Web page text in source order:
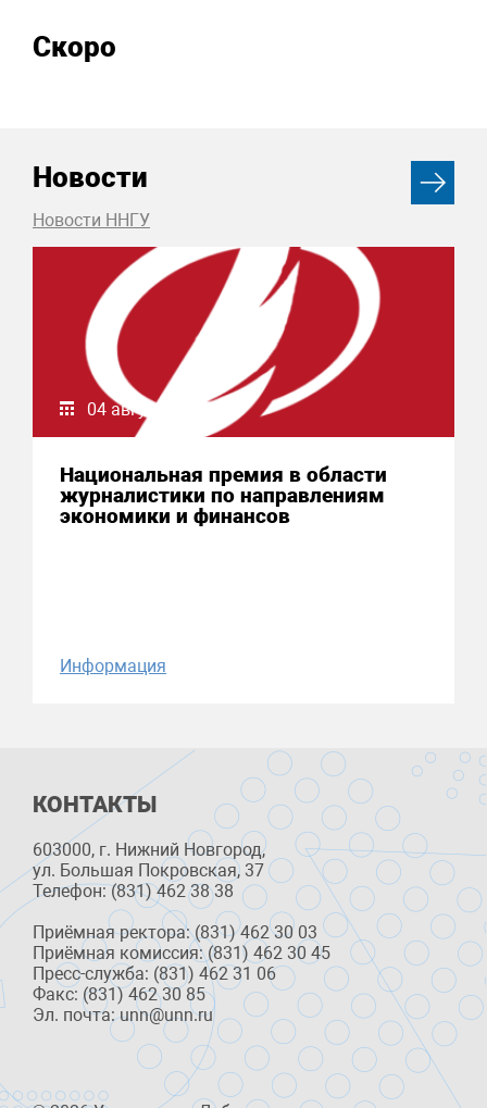
Скоро
Новости
Новости ННГУ
04 августа 2026
Национальная премия в области
журналистики по направлениям
экономики и финансов
Информация
КОНТАКТЫ
603000, г. Нижний Новгород,
ул. Большая Покровская, 37
Телефон: (831) 462 38 38
Приёмная ректора: (831) 462 30 03
Приёмная комиссия: (831) 462 30 45
Пресс-служба: (831) 462 31 06
Факс: (831) 462 30 85
Эл. почта: unn@unn.ru